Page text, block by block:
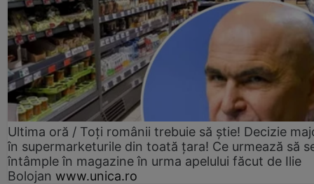
Ultima oră / Toți românii trebuie să știe! Decizie
în supermarketurile din toată țara! Ce urmează să
întâmple în magazine în urma apelului făcut de Ilie
Bolojan www.unica.ro